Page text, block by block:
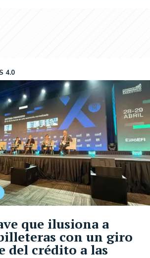
4.0
que ilusiona a
con un giro
del crédito a las